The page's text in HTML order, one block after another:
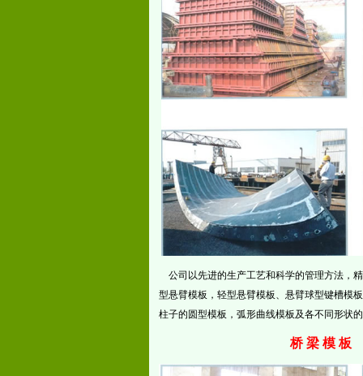
公司以先进的生产工艺和科学的管理方法，
型悬臂模板，轻型悬臂模板、悬臂球型键槽模
柱子的圆型模板，弧形曲线模板及各不同形状
桥 梁 模 板